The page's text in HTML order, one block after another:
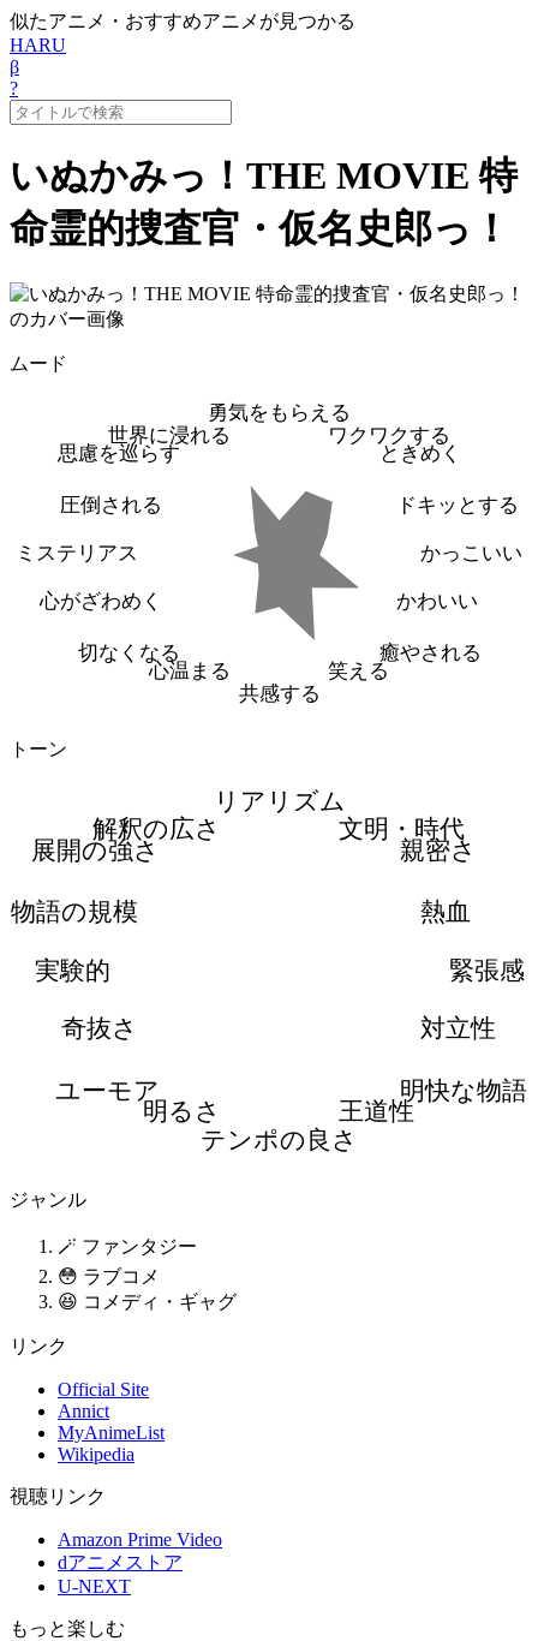
似たアニメ・おすすめアニメが見つかる
HARU
β
?
いぬかみっ！THE MOVIE 特
命霊的捜査官・仮名史郎っ！
ムード
勇気をもらえる
ワクワクする
ときめく
ドキッとする
かっこいい
かわいい
癒やされる
笑える
共感する
心温まる
切なくなる
心がざわめく
ミステリアス
圧倒される
思慮を巡らす
世界に浸れる
トーン
リアリズム
文明・時代
親密さ
熱血
緊張感
対立性
明快な物語
王道性
テンポの良さ
明るさ
ユーモア
奇抜さ
実験的
物語の規模
展開の強さ
解釈の広さ
ジャンル
🪄 ファンタジー
😳 ラブコメ
😆 コメディ・ギャグ
リンク
Official Site
Annict
MyAnimeList
Wikipedia
視聴リンク
Amazon Prime Video
dアニメストア
U-NEXT
もっと楽しむ